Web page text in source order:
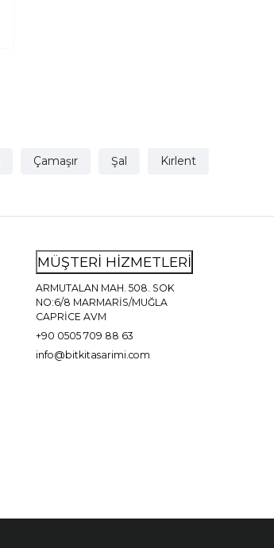
Çamaşır Şal Kırlent
MÜŞTERİ HİZMETLERİ
ARMUTALAN MAH. 508. SOK
NO:6/8 MARMARİS/MUĞLA
CAPRİCE AVM
+90 0505 709 88 63
info@bitkitasarimi.com